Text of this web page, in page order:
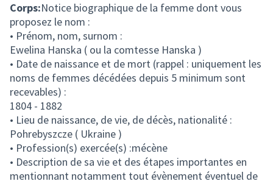
Corps:Notice biographique de la femme dont vous
proposez le nom :
• Prénom, nom, surnom :
Ewelina Hanska ( ou la comtesse Hanska )
• Date de naissance et de mort (rappel : uniquement les
noms de femmes décédées depuis 5 minimum sont
recevables) :
1804 - 1882
• Lieu de naissance, de vie, de décès, nationalité :
Pohrebyszcze ( Ukraine )
• Profession(s) exercée(s) :mécène
• Description de sa vie et des étapes importantes en
mentionnant notamment tout évènement éventuel de